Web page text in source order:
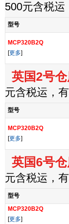
500元含税
型号
MCP320B2Q
[更多]
英国2号
元含税运，
型号
MCP320B2Q
[更多]
英国6号
元含税运，
型号
MCP320B2Q
[更多]